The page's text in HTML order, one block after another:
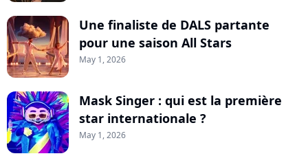
Une finaliste de DALS partante
pour une saison All Stars
May 1, 2026
Mask Singer : qui est la première
star internationale ?
May 1, 2026